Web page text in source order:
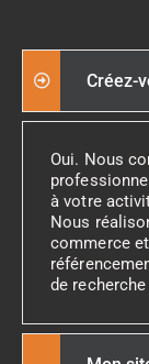
Créez-
Oui. Nous
à votre
Nous
commerce
de recherche